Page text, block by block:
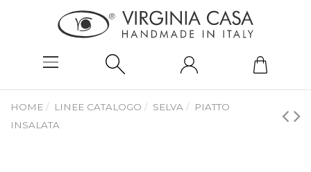
HOME LINEE CATALOGO SELVA
PIATTO
INSALATA